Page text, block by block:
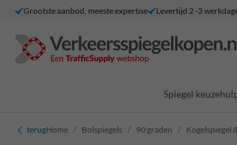
Grootste aanbod, meeste expertise Levertijd 2 -3
Spiegel
terugHome Bolspiegels 90 graden Kogelspiegel